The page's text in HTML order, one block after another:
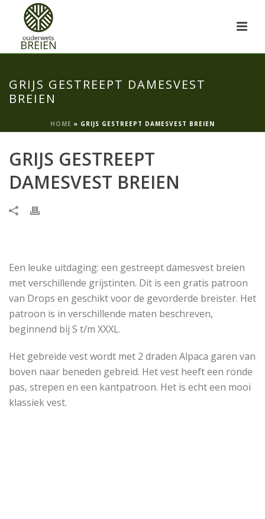
GRIJS GESTREEPT DAMESVEST
BREIEN
HOME » GRIJS GESTREEPT DAMESVEST BREIEN
GRIJS GESTREEPT
DAMESVEST BREIEN
Een leuke uitdaging: een gestreept damesvest breien
met verschillende grijstinten. Dit is een gratis patroon
van Drops en geschikt voor de gevorderde breister. Het
patroon is in verschillende maten beschreven,
beginnend bij S t/m XXXL.
Het gebreide vest wordt met 2 draden Alpaca garen van
boven naar beneden gebreid. Het vest heeft een ronde
pas, strepen en een kantpatroon. Het is echt een mooi
klassiek vest.